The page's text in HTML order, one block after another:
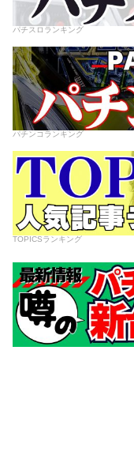
パチスロランキング
パチンコランキング
TOPICSランキング